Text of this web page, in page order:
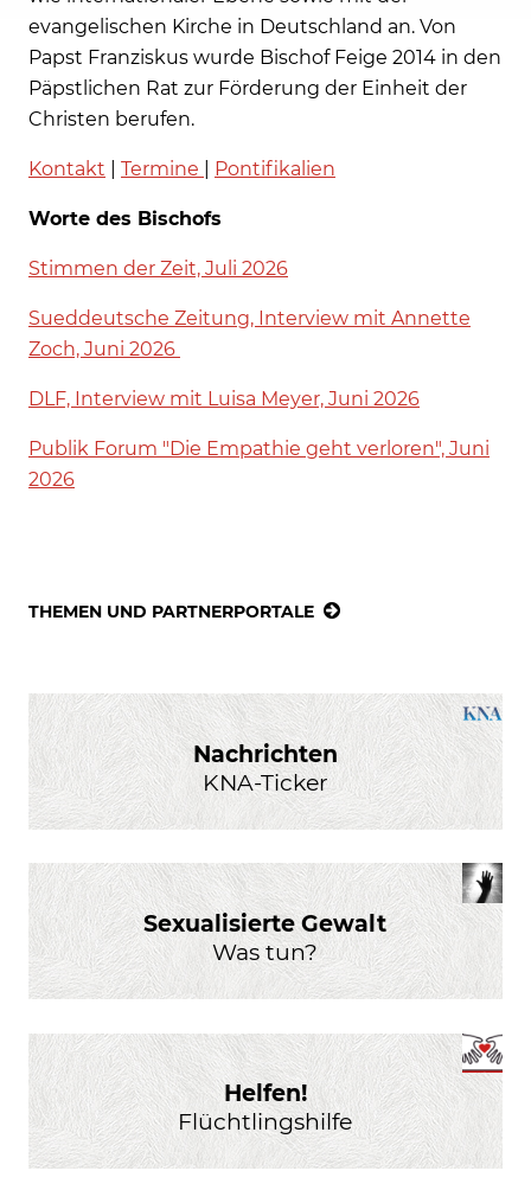
evangelischen Kirche in Deutschland an. Von
Papst Franziskus wurde Bischof Feige 2014 in den
Päpstlichen Rat zur Förderung der Einheit der
Christen berufen.
Kontakt Termine Pontifikalien
Worte des Bischofs
Stimmen der Zeit, Juli 2026
Sueddeutsche Zeitung, Interview mit Annette
Zoch, Juni 2026
DLF, Interview mit Luisa Meyer, Juni 2026
Publik Forum "Die Empathie geht verloren", Juni
2026
THEMEN UND PARTNERPORTALE
Nachrichten
KNA-Ticker
Sexualisierte Gewalt
Was tun?
Helfen!
Flüchtlingshilfe